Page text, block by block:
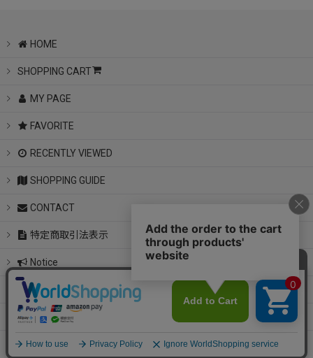
HOME
SHOPPING CART
MY PAGE
FAVORITE
RECENTLY VIEWED
SHOPPING GUIDE
CONTACT
特定商取引法表示
Notice
instagram
LINE